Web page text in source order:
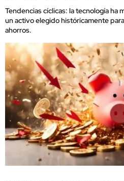
Tendencias cíclicas: la tecnología ha
un activo elegido históricamente
ahorros.